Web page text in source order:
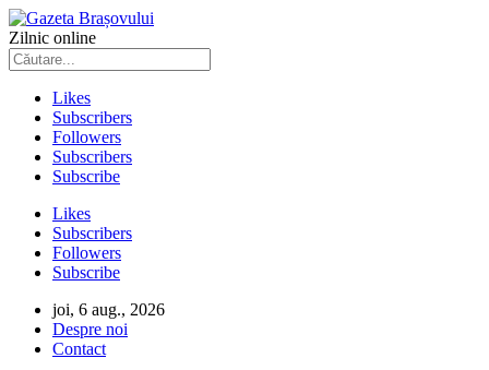
Zilnic online
Likes
Subscribers
Followers
Subscribers
Subscribe
Likes
Subscribers
Followers
Subscribe
joi, 6 aug., 2026
Despre noi
Contact